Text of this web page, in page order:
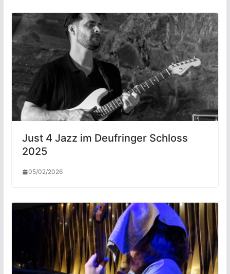
Just 4 Jazz im Deufringer Schloss
2025
05/02/2026